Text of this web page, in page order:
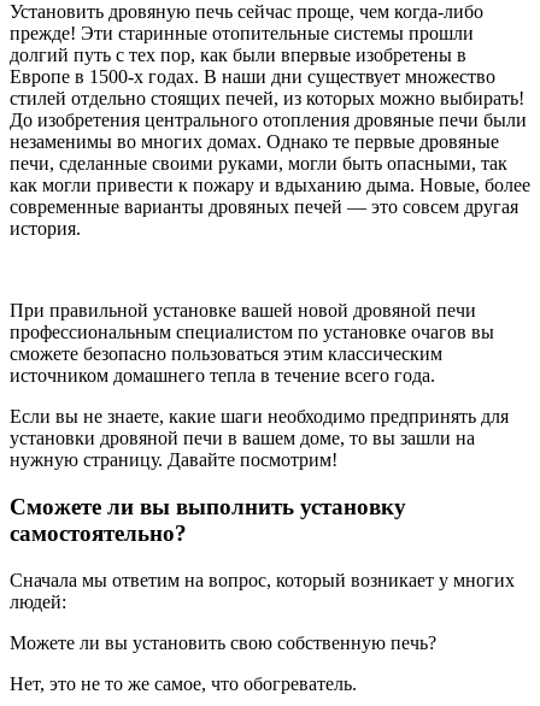
Установить дровяную печь сейчас проще, чем когда-либо
прежде! Эти старинные отопительные системы прошли
долгий путь с тех пор, как были впервые изобретены в
Европе в 1500-х годах. В наши дни существует множество
стилей отдельно стоящих печей, из которых можно выбирать!
До изобретения центрального отопления дровяные печи были
незаменимы во многих домах. Однако те первые дровяные
печи, сделанные своими руками, могли быть опасными, так
как могли привести к пожару и вдыханию дыма. Новые, более
современные варианты дровяных печей — это совсем другая
история.
При правильной установке вашей новой дровяной печи
профессиональным специалистом по установке очагов вы
сможете безопасно пользоваться этим классическим
источником домашнего тепла в течение всего года.
Если вы не знаете, какие шаги необходимо предпринять для
установки дровяной печи в вашем доме, то вы зашли на
нужную страницу. Давайте посмотрим!
Сможете ли вы выполнить установку
самостоятельно?
Сначала мы ответим на вопрос, который возникает у многих
людей:
Можете ли вы установить свою собственную печь?
Нет, это не то же самое, что обогреватель.